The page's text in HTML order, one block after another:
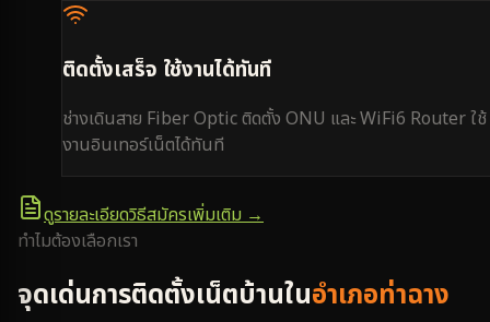
ติดตั้งเสร็จ ใช้งานได้ทันที
ช่างเดินสาย Fiber Optic ติดตั้ง ONU และ WiFi6 Router ใช้
งานอินเทอร์เน็ตได้ทันที
ดูรายละเอียดวิธีสมัครเพิ่มเติม →
ทำไมต้องเลือกเรา
จุดเด่นการติดตั้งเน็ตบ้านในอำเภอท่าฉาง